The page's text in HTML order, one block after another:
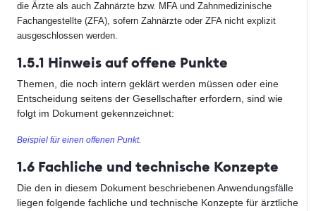
die Ärzte als auch Zahnärzte bzw. MFA und Zahnmedizinische
Fachangestellte (ZFA), sofern Zahnärzte oder ZFA nicht explizit
ausgeschlossen werden.
1.5.1 Hinweis auf offene Punkte
Themen, die noch intern geklärt werden müssen oder eine
Entscheidung seitens der Gesellschafter erfordern, sind wie
folgt im Dokument gekennzeichnet:
Beispiel für einen offenen Punkt.
1.6 Fachliche und technische Konzepte
Die den in diesem Dokument beschriebenen Anwendungsfälle
liegen folgende fachliche und technische Konzepte für ärztliche